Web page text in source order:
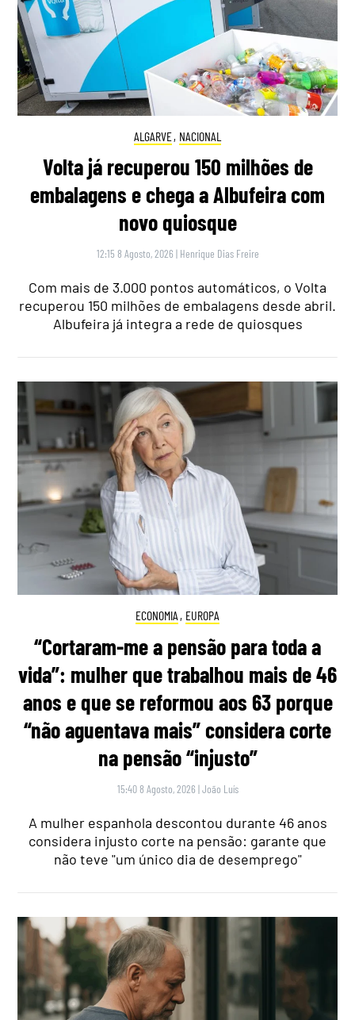
ALGARVE, NACIONAL
Volta já recuperou 150 milhões de
embalagens e chega a Albufeira com
novo quiosque
12:15 8 Agosto, 2026 | Henrique Dias Freire
Com mais de 3.000 pontos automáticos, o Volta
recuperou 150 milhões de embalagens desde abril.
Albufeira já integra a rede de quiosques
ECONOMIA , EUROPA
“Cortaram-me a pensão para toda a
vida”: mulher que trabalhou mais de 46
anos e que se reformou aos 63 porque
“não aguentava mais” considera corte
na pensão “injusto”
15:40 8 Agosto, 2026 |João Luís
A mulher espanhola descontou durante 46 anos
considera injusto corte na pensão: garante que
não teve "um único dia de desemprego"